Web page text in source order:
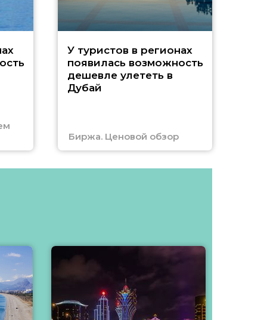
У туристов в регионах
появилась возможность
дешевле улететь в
Дубай
Биржа. Ценовой обзор